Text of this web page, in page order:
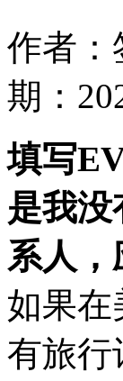
作者：
期：
填写
是我
系人，
如果在
有旅行